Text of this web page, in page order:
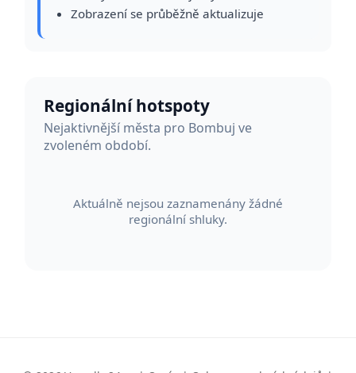
Zobrazení se průběžně aktualizuje
Regionální hotspoty
Nejaktivnější města pro Bombuj ve
zvoleném období.
Aktuálně nejsou zaznamenány žádné
regionální shluky.